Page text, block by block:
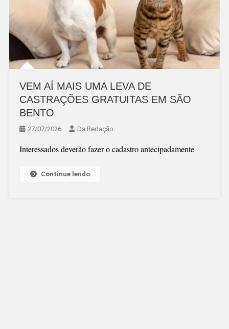
VEM AÍ MAIS UMA LEVA DE
CASTRAÇÕES GRATUITAS EM SÃO
BENTO
27/07/2026 Da Redação
Interessados deverão fazer o cadastro antecipadamente
Continue lendo